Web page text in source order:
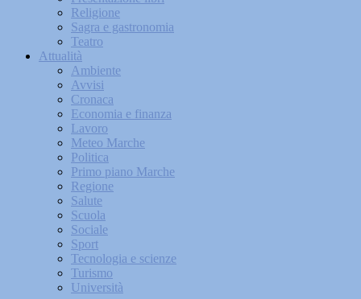
Religione
Sagra e gastronomia
Teatro
Attualità
Ambiente
Avvisi
Cronaca
Economia e finanza
Lavoro
Meteo Marche
Politica
Primo piano Marche
Regione
Salute
Scuola
Sociale
Sport
Tecnologia e scienze
Turismo
Università